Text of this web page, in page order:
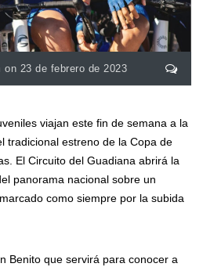
on 23 de febrero de 2023
viajan este fin de semana a la
tradicional estreno de la Copa de
El Circuito del Guadiana abrirá la
panorama nacional sobre un
como siempre por la subida
Benito que servirá para conocer a